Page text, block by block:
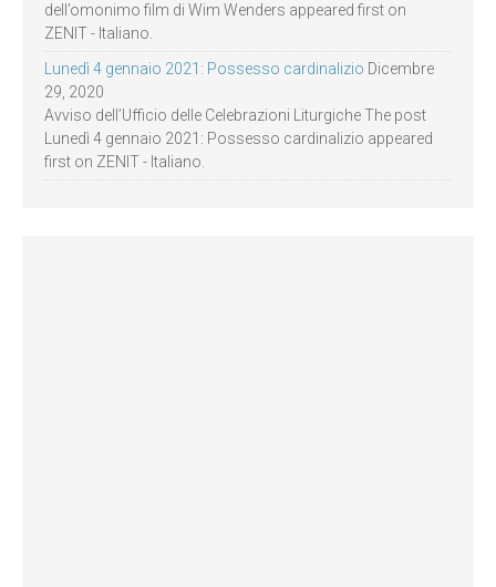
dell’omonimo film di Wim Wenders appeared first on
ZENIT - Italiano.
Lunedì 4 gennaio 2021: Possesso cardinalizio Dicembre
29, 2020
Avviso dell’Ufficio delle Celebrazioni Liturgiche The post
Lunedì 4 gennaio 2021: Possesso cardinalizio appeared
first on ZENIT - Italiano.